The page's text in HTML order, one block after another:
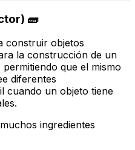
🧱
construir objetos
la construcción de un
que el mismo
diferentes
cuando un objeto tiene
ingredientes